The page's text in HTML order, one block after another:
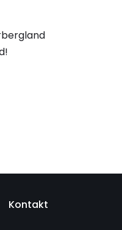
Kontakt